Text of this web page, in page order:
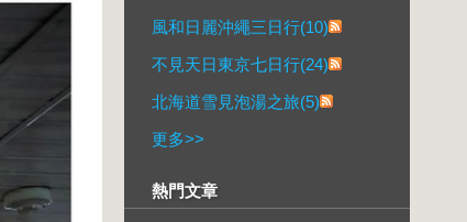
風和日麗沖繩三日行(10)
不見天日東京七日行(24)
北海道雪見泡湯之旅(5)
更多>>
熱門文章